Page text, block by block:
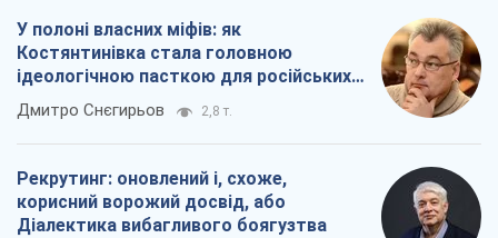
У полоні власних міфів: як
Костянтинівка стала головною
ідеологічною пасткою для російських
окупантів
Дмитро Снєгирьов 2,8 т.
Рекрутинг: оновлений і, схоже,
корисний ворожий досвід, або
Діалектика вибагливого боягузтва